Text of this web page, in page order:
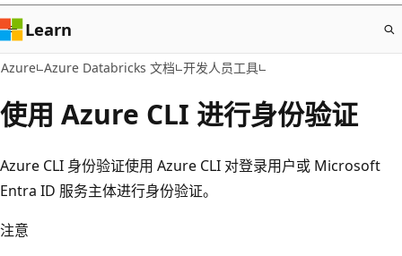
Learn
Azure Azure Databricks 文档 开发人员工具
使用 Azure CLI 进行身份验证
Azure CLI 身份验证使用 Azure CLI 对登录用户或 Microsoft
Entra ID 服务主体进行身份验证。
注意